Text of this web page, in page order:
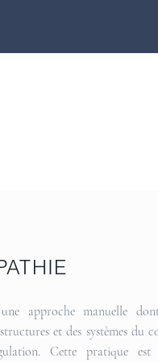
une approche manuelle
et des systèmes du
Cette pratique est